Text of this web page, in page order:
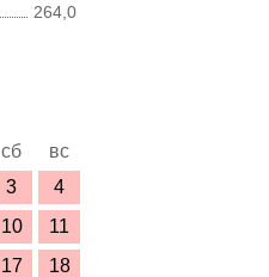
264,0
сб
вс
3
4
10
11
17
18